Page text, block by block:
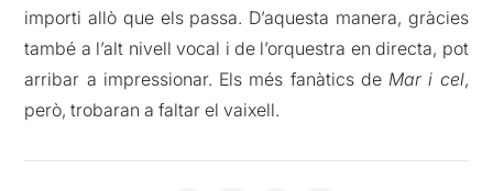
importi allò que els passa. D’aquesta manera, gràcies
també a l’alt nivell vocal i de l’orquestra en directa, pot
arribar a impressionar. Els més fanàtics deMar i cel,
però, trobaran a faltar el vaixell.